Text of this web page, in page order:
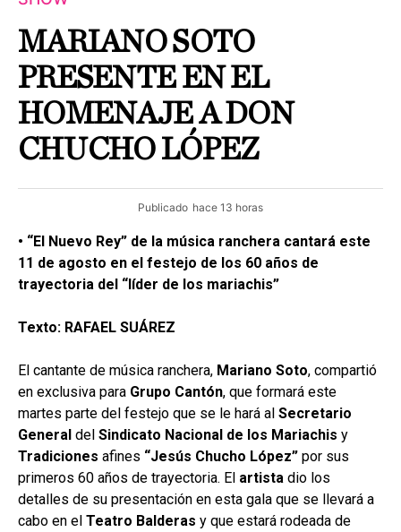
MARIANO SOTO
PRESENTE EN EL
HOMENAJE A DON
CHUCHO LÓPEZ
Publicado hace 13 horas
• “El Nuevo Rey” de la música ranchera cantará este
11 de agosto en el festejo de los 60 años de
trayectoria del “líder de los mariachis”
Texto: RAFAEL SUÁREZ
El cantante de música ranchera, Mariano Soto, compartió
en exclusiva para Grupo Cantón, que formará este
martes parte del festejo que se le hará al Secretario
General del Sindicato Nacional de los Mariachis y
Tradiciones afines “Jesús Chucho López” por sus
primeros 60 años de trayectoria. El artista dio los
detalles de su presentación en esta gala que se llevará a
cabo en el Teatro Balderas y que estará rodeada de